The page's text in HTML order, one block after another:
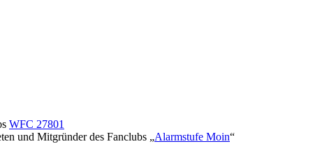
WFC 27801
und Mitgründer des Fanclubs „Alarmstufe Moin“